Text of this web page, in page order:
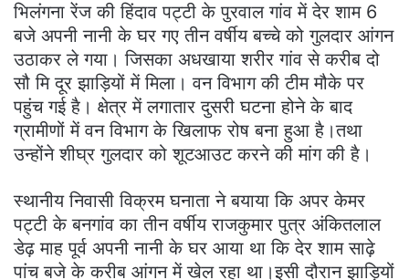
भिलंगना रेंज की हिंदाव पट्टी के पुरवाल गांव में देर शाम 6
बजे अपनी नानी के घर गए तीन वर्षीय बच्चे को गुलदार आंगन
उठाकर ले गया। जिसका अधखाया शरीर गांव से करीब दो
सौ मि दूर झाड़ियों में मिला। वन विभाग की टीम मौके पर
पहुंच गई है। क्षेत्र में लगातार दुसरी घटना होने के बाद
ग्रामीणों में वन विभाग के खिलाफ रोष बना हुआ है।तथा
उन्होंने शीघ्र गुलदार को शूटआउट करने की मांग की है।
स्थानीय निवासी विक्रम घनाता ने बयाया कि अपर केमर
पट्टी के बनगांव का तीन वर्षीय राजकुमार पुत्र अंकितलाल
डेढ़ माह पूर्व अपनी नानी के घर आया था कि देर शाम साढ़े
पांच बजे के करीब आंगन में खेल रहा था।इसी दौरान झाड़ियों